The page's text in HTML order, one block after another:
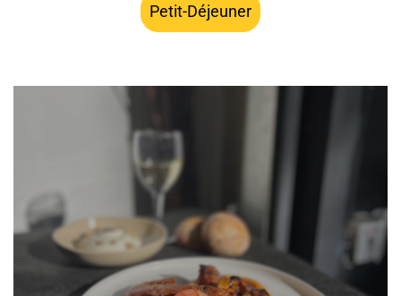
Petit-Déjeuner
à partir de 15,90€ HT par personne, installation et petit
matériel jetable inclus